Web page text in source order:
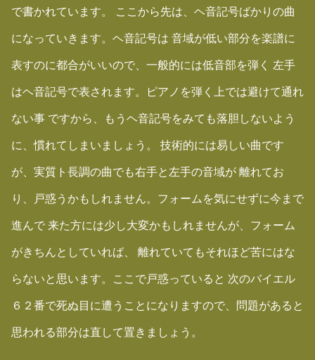
で書かれています。 ここから先は、ヘ音記号ばかりの曲
になっていきます。ヘ音記号は 音域が低い部分を楽譜に
表すのに都合がいいので、一般的には低音部を弾く 左手
はヘ音記号で表されます。ピアノを弾く上では避けて通れ
ない事 ですから、もうヘ音記号をみても落胆しないよう
に、慣れてしまいましょう。 技術的には易しい曲です
が、実質ト長調の曲でも右手と左手の音域が 離れてお
り、戸惑うかもしれません。フォームを気にせずに今まで
進んで 来た方には少し大変かもしれませんが、フォーム
がきちんとしていれば、 離れていてもそれほど苦にはな
らないと思います。ここで戸惑っていると 次のバイエル
６２番で死ぬ目に遭うことになりますので、問題があると
思われる部分は直して置きましょう。